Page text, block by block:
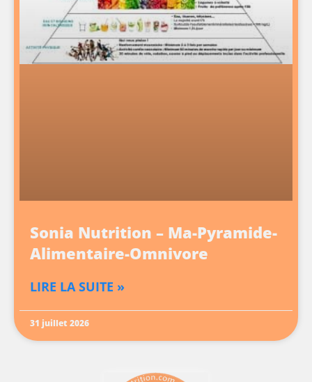
Sonia Nutrition – Ma-Pyramide-
Alimentaire-Omnivore
LIRE LA SUITE »
31 juillet 2026